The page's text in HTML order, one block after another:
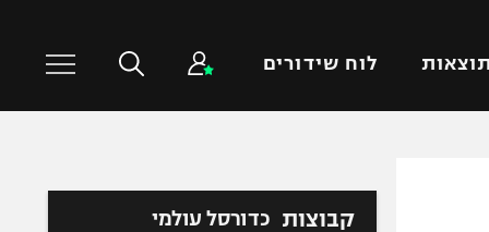
תוצאות לוח שידורים
טניס
קבוצות כדורסל עולמי